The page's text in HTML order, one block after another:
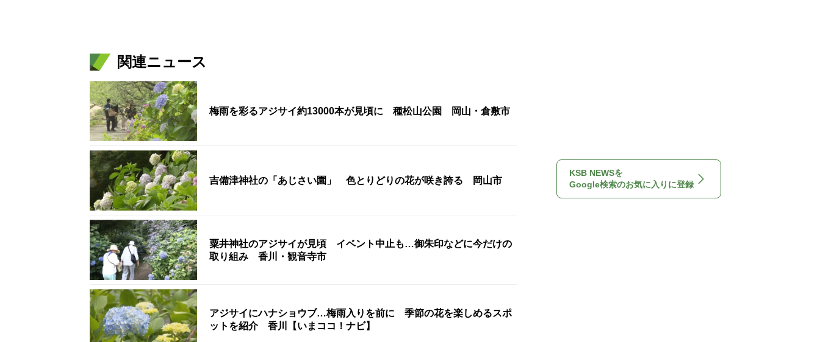
関連ニュース
梅雨を彩るアジサイ約13000本が見頃に 種松山公園 岡山・倉敷市
吉備津神社の「あじさい園」 色とりどりの花が咲き誇る 岡山市
粟井神社のアジサイが見頃 イベント中止も…御朱印などに今だけの
取り組み 香川・観音寺市
アジサイにハナショウブ…梅雨入りを前に 季節の花を楽しめるスポ
ットを紹介 香川【いまココ！ナビ】
KSB NEWSを
Google検索のお気に入りに登録